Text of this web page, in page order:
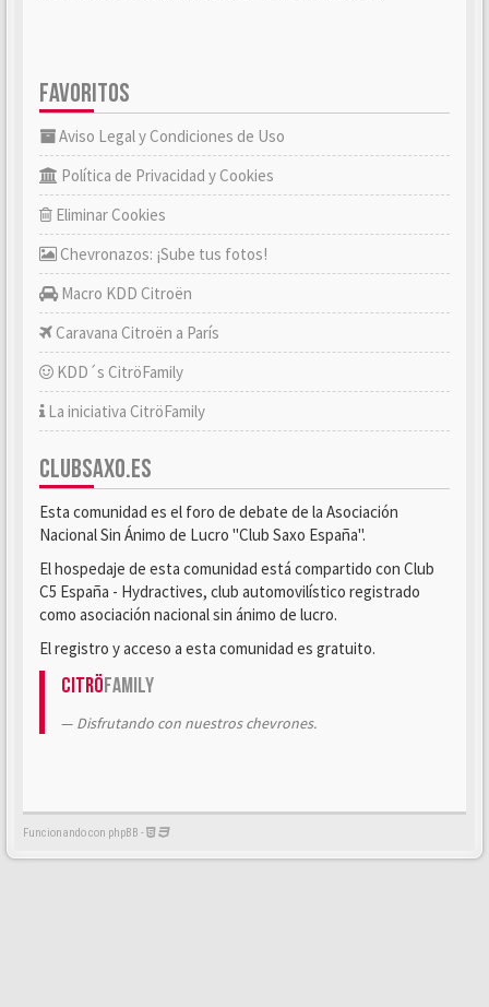
FAVORITOS
Aviso Legal y Condiciones de Uso
Política de Privacidad y Cookies
Eliminar Cookies
Chevronazos: ¡Sube tus fotos!
Macro KDD Citroën
Caravana Citroën a París
KDD´s CitröFamily
La iniciativa CitröFamily
CLUBSAXO.ES
Esta comunidad es el foro de debate de la Asociación
Nacional Sin Ánimo de Lucro "Club Saxo España".
El hospedaje de esta comunidad está compartido con Club
C5 España - Hydractives, club automovilístico registrado
como asociación nacional sin ánimo de lucro.
El registro y acceso a esta comunidad es gratuito.
CitröFamily
Disfrutando con nuestros chevrones.
Funcionando con phpBB -